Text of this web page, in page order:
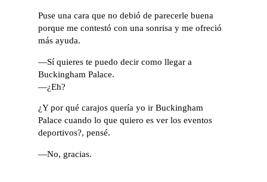
Puse una cara que no debió de parecerle buena
porque me contestó con una sonrisa y me ofreció
más ayuda.
—Sí quieres te puedo decir como llegar a
Buckingham Palace.
—¿Eh?
¿Y por qué carajos quería yo ir Buckingham
Palace cuando lo que quiero es ver los eventos
deportivos?, pensé.
—No, gracias.